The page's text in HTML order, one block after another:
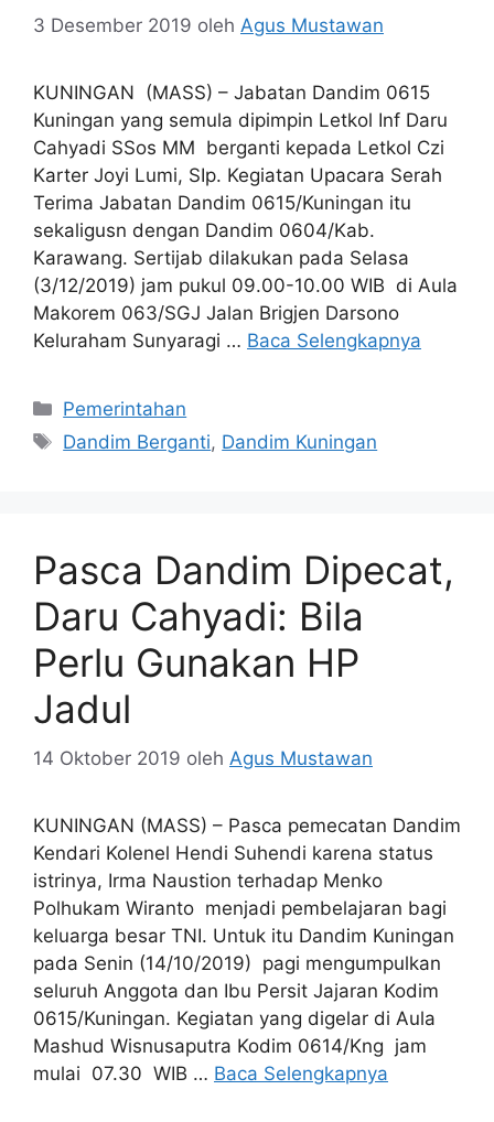
3 Desember 2019 oleh Agus Mustawan
KUNINGAN (MASS) – Jabatan Dandim 0615
Kuningan yang semula dipimpin Letkol Inf Daru
Cahyadi SSos MM berganti kepada Letkol Czi
Karter Joyi Lumi, SIp. Kegiatan Upacara Serah
Terima Jabatan Dandim 0615/Kuningan itu
sekaligusn dengan Dandim 0604/Kab.
Karawang. Sertijab dilakukan pada Selasa
(3/12/2019) jam pukul 09.00-10.00 WIB di Aula
Makorem 063/SGJ Jalan Brigjen Darsono
Keluraham Sunyaragi … Baca Selengkapnya
Kategori
Pemerintahan
Tag
Dandim Berganti, Dandim Kuningan
Pasca Dandim Dipecat,
Daru Cahyadi: Bila
Perlu Gunakan HP
Jadul
14 Oktober 2019 oleh Agus Mustawan
KUNINGAN (MASS) – Pasca pemecatan Dandim
Kendari Kolenel Hendi Suhendi karena status
istrinya, Irma Naustion terhadap Menko
Polhukam Wiranto menjadi pembelajaran bagi
keluarga besar TNI. Untuk itu Dandim Kuningan
pada Senin (14/10/2019) pagi mengumpulkan
seluruh Anggota dan Ibu Persit Jajaran Kodim
0615/Kuningan. Kegiatan yang digelar di Aula
Mashud Wisnusaputra Kodim 0614/Kng jam
mulai 07.30 WIB … Baca Selengkapnya